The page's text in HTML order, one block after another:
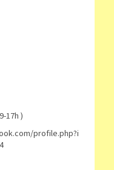
17h )
profile.php?i